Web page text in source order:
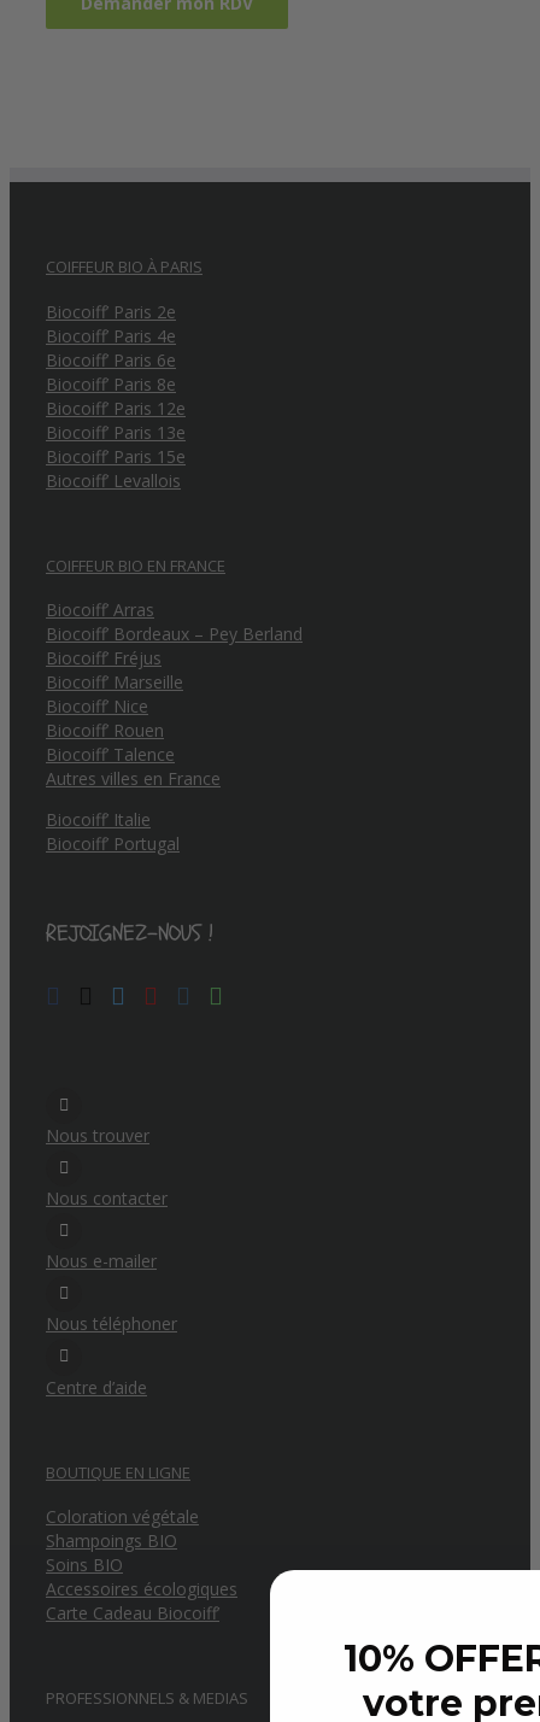
COIFFEUR BIO À PARIS
Biocoiff’ Paris 2e
Biocoiff’ Paris 4e
Biocoiff’ Paris 6e
Biocoiff’ Paris 8e
Biocoiff’ Paris 12e
Biocoiff’ Paris 13e
Biocoiff’ Paris 15e
Biocoiff’ Levallois
COIFFEUR BIO EN FRANCE
Biocoiff’ Arras
Biocoiff’ Bordeaux – Pey Berland
Biocoiff’ Fréjus
Biocoiff’ Marseille
Biocoiff’ Nice
Biocoiff’ Rouen
Biocoiff’ Talence
Autres villes en France
Biocoiff’ Italie
Biocoiff’ Portugal
REJOIGNEZ-NOUS !
Nous trouver
Nous contacter
Nous e-mailer
Nous téléphoner
Centre d’aide
BOUTIQUE EN LIGNE
Coloration végétale
Shampoings BIO
Soins BIO
Accessoires écologiques
Carte Cadeau Biocoiff’
PROFESSIONNELS & MEDIAS
10%
votre